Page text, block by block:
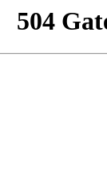
504